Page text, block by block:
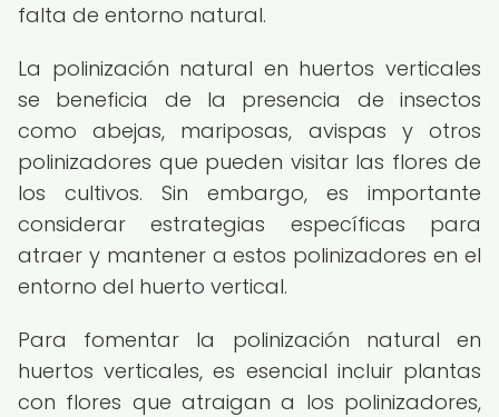
falta de entorno natural.
La polinización natural en huertos verticales
se beneficia de la presencia de insectos
como abejas, mariposas, avispas y otros
polinizadores que pueden visitar las flores de
los cultivos. Sin embargo, es importante
considerar estrategias específicas para
atraer y mantener a estos polinizadores en el
entorno del huerto vertical.
Para fomentar la polinización natural en
huertos verticales, es esencial incluir plantas
con flores que atraigan a los polinizadores,